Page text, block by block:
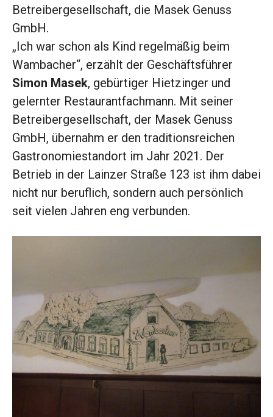
Betreibergesellschaft, die Masek Genuss
GmbH.
„Ich war schon als Kind regelmäßig beim
Wambacher“, erzählt der Geschäftsführer
Simon Masek, gebürtiger Hietzinger und
gelernter Restaurantfachmann. Mit seiner
Betreibergesellschaft, der Masek Genuss
GmbH, übernahm er den traditionsreichen
Gastronomiestandort im Jahr 2021. Der
Betrieb in der Lainzer Straße 123 ist ihm dabei
nicht nur beruflich, sondern auch persönlich
seit vielen Jahren eng verbunden.